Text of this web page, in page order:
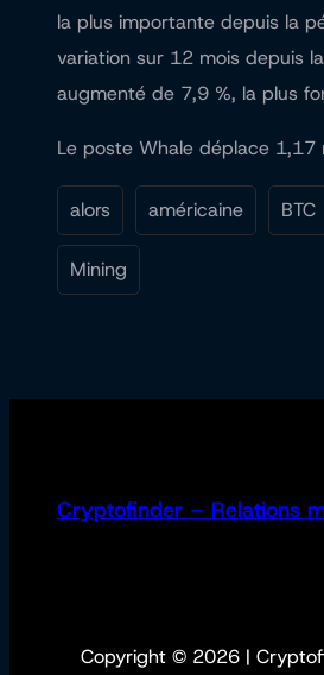
la plus importante depuis la
variation sur 12 mois depuis
augmenté de 7,9 %, la plus
Le poste Whale déplace 1,17
alors américaine BTC
Mining
Cryptofinder – Relations
Copyright © 2026 |